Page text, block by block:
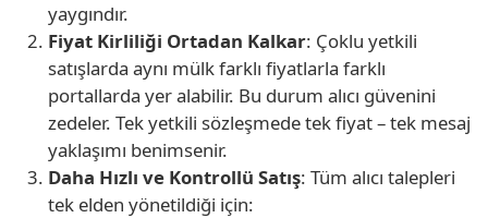
yaygındır.
Fiyat Kirliliği Ortadan Kalkar: Çoklu yetkili
satışlarda aynı mülk farklı fiyatlarla farklı
portallarda yer alabilir. Bu durum alıcı güvenini
zedeler. Tek yetkili sözleşmede tek fiyat – tek mesaj
yaklaşımı benimsenir.
Daha Hızlı ve Kontrollü Satış: Tüm alıcı talepleri
tek elden yönetildiği için: